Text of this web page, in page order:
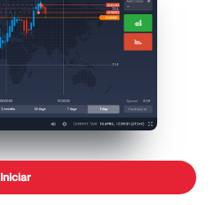
Iniciar